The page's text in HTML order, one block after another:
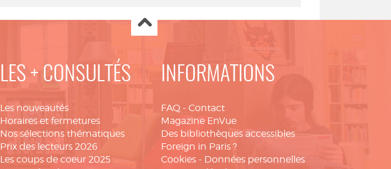
LES + CONSULTÉS
Les nouveautés
Horaires et fermetures
Nos sélections thématiques
Prix des lecteurs 2026
Les coups de coeur 2025
INFORMATIONS
FAQ - Contact
Magazine EnVue
Des bibliothèques accessibles
Foreign in Paris ?
Cookies - Données personnelles